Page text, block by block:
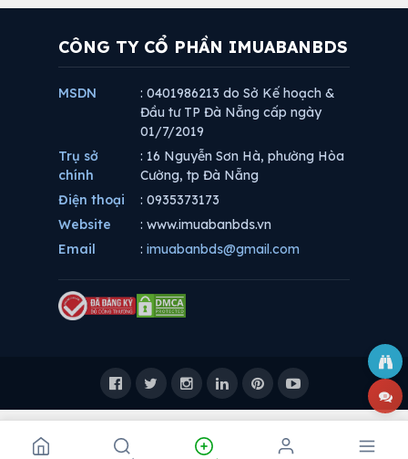
CÔNG TY CỔ PHẦN IMUABANBDS
MSDN
: 0401986213 do Sở Kế hoạch &
Đầu tư TP Đà Nẵng cấp ngày
01/7/2019
Trụ sở
chính
: 16 Nguyễn Sơn Hà, phường Hòa
Cường, tp Đà Nẵng
Điện thoại
: 0935373173
Website
: www.imuabanbds.vn
Email
: imuabanbds@gmail.com